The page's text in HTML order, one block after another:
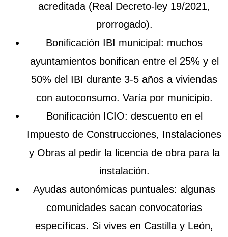
acreditada (Real Decreto-ley 19/2021,
prorrogado).
Bonificación IBI municipal : muchos
ayuntamientos bonifican entre el 25% y el
50% del IBI durante 3-5 años a viviendas
con autoconsumo. Varía por municipio.
Bonificación ICIO: descuento en el
Impuesto de Construcciones, Instalaciones
y Obras al pedir la licencia de obra para la
instalación.
Ayudas autonómicas puntuales: algunas
comunidades sacan convocatorias
específicas. Si vives en Castilla y León,